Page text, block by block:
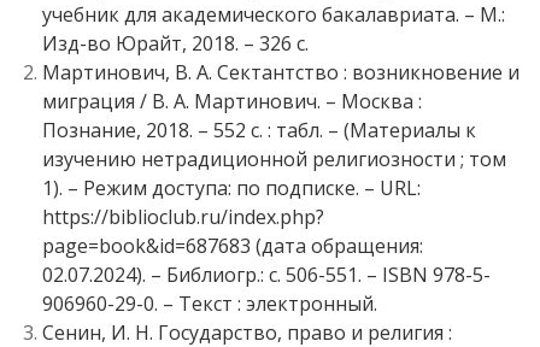
учебник для академического бакалавриата. – М.:
Изд-во Юрайт, 2018. – 326 с.
Мартинович, В. А. Сектантство : возникновение и
миграция / В. А. Мартинович. – Москва :
Познание, 2018. – 552 с. : табл. – (Материалы к
изучению нетрадиционной религиозности ; том
1). – Режим доступа: по подписке. – URL:
https://biblioclub.ru/index.php?
page=book&id=687683 (дата обращения:
02.07.2024). – Библиогр.: с. 506-551. – ISBN 978-5-
906960-29-0. – Текст : электронный.
Сенин, И. Н. Государство, право и религия :